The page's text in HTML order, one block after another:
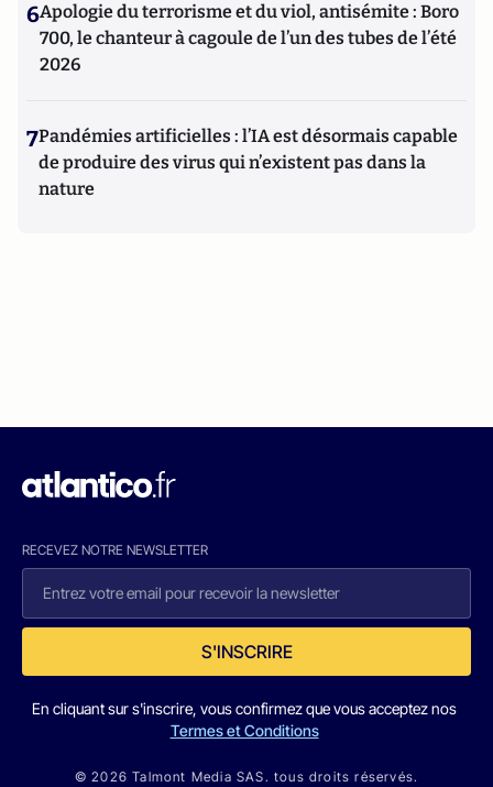
6Apologie du terrorisme et du viol, antisémite : Boro
700, le chanteur à cagoule de l’un des tubes de l’été
2026
7Pandémies artificielles : l’IA est désormais capable
de produire des virus qui n’existent pas dans la
nature
RECEVEZ NOTRE NEWSLETTER
S'INSCRIRE
En cliquant sur s'inscrire, vous confirmez que vous acceptez nos
Termes et Conditions
© 2026 Talmont Media SAS. tous droits réservés.